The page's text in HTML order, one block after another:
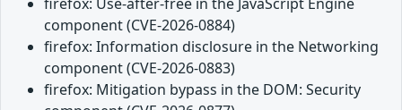
component (CVE-2026-0884)
firefox: Information disclosure in the Networking
component (CVE-2026-0883)
firefox: Mitigation bypass in the DOM: Security